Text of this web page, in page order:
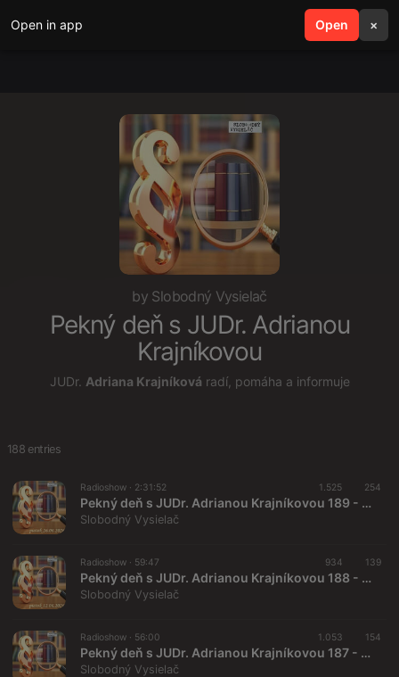
Open in app Open ×
search menu
by Slobodný Vysielač
Pekný deň s JUDr. Adrianou
Krajníkovou
JUDr. Adriana Krajníková radí, pomáha a informuje
188 entries
Radioshow · 2:31:52 1.525 254
Pekný deň s JUDr. Adrianou Krajníkovou 189 - 2026-06-26 Má slovenský národ právo na svoje pôvodné duchovno ?
Slobodný Vysielač
Radioshow · 59:47 934 139
Pekný deň s JUDr. Adrianou Krajníkovou 188 - 2026-06-12
Slobodný Vysielač
Radioshow · 56:00 1.053 154
Pekný deň s JUDr. Adrianou Krajníkovou 187 - 2026-06-05
Slobodný Vysielač